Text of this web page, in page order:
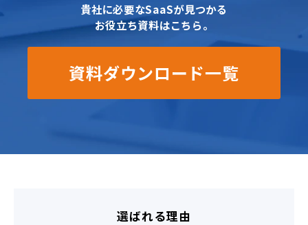
貴社に必要なSaaSが見つかる
お役立ち資料はこちら。
資料ダウンロード一覧
選ばれる理由